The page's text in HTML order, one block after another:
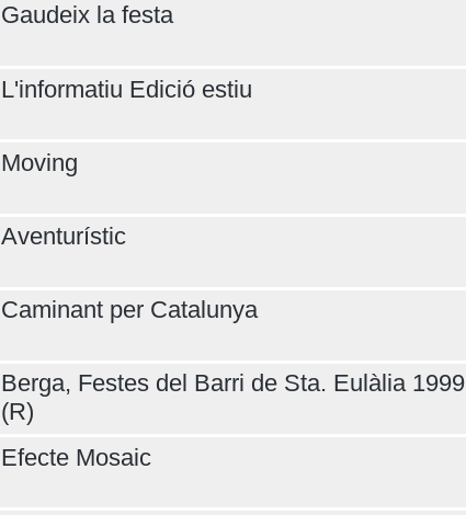
Gaudeix la festa
L'informatiu Edició estiu
Moving
Aventurístic
Caminant per Catalunya
Berga, Festes del Barri de Sta. Eulàlia 1999
(R)
Efecte Mosaic